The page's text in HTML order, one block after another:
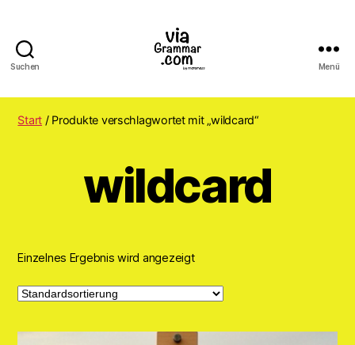
Suchen Menü
Start / Produkte verschlagwortet mit „wildcard“
wildcard
Einzelnes Ergebnis wird angezeigt